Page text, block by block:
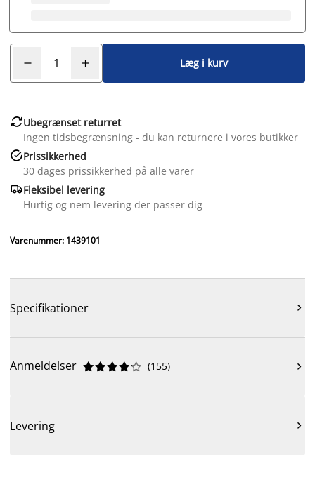
Læg i kurv
Ubegrænset returret
Ingen tidsbegrænsning - du kan returnere i vores butikker
Prissikkerhed
30 dages prissikkerhed på alle varer
Fleksibel levering
Hurtig og nem levering der passer dig
Varenummer: 1439101
Specifikationer 
Anmeldelser 




 (155) 
Levering 